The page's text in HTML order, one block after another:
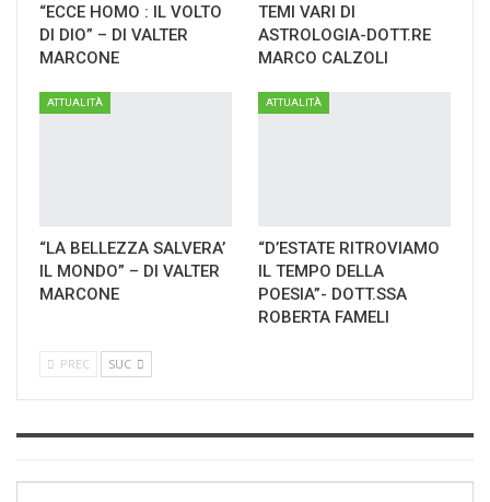
“ECCE HOMO : IL VOLTO
DI DIO” – DI VALTER
MARCONE
TEMI VARI DI
ASTROLOGIA-DOTT.RE
MARCO CALZOLI
ATTUALITÀ
“LA BELLEZZA SALVERA’
IL MONDO” – DI VALTER
MARCONE
ATTUALITÀ
“D’ESTATE RITROVIAMO
IL TEMPO DELLA
POESIA”- DOTT.SSA
ROBERTA FAMELI
PREC SUC